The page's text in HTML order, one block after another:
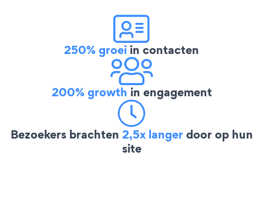
250% groei in contacten
200% growth in engagement
Bezoekers brachten 2,5x langerdoor op hun
site